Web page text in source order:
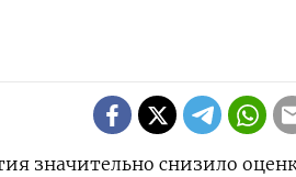
значительно снизило